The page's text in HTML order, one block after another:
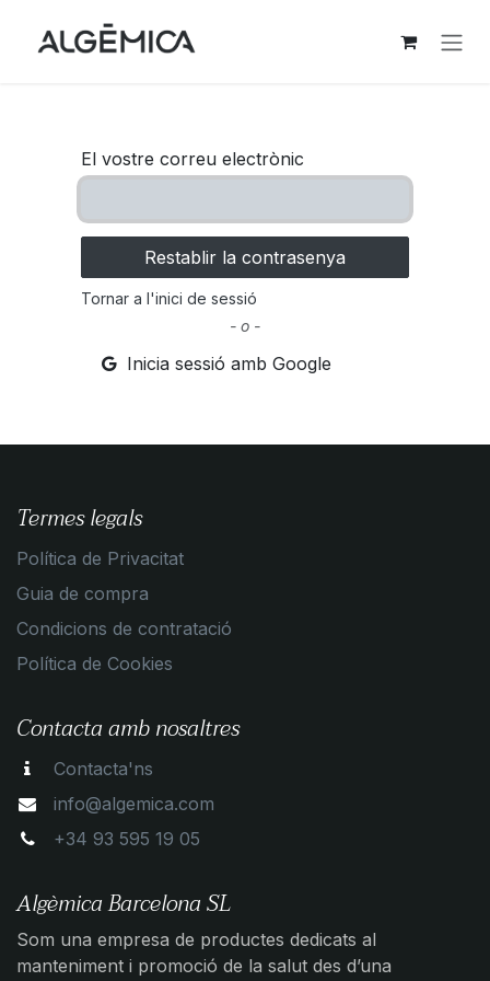
El vostre correu electrònic
Restablir la contrasenya
Tornar a l'inici de sessió
- o -
Inicia sessió amb Google
Termes legals
Política de Privacitat
Guia de compra
Condicions de contratació
Política de Cookies
Contacta amb nosaltres
Contacta'ns
info@algemica.com
+34 93 595 19 05
Algèmica Barcelona SL
Som una empresa de productes dedicats al
manteniment i promoció de la salut des d’una